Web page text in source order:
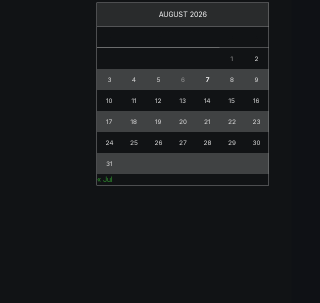
AUGUST 2026
1 2
3 4 5 6 7 8 9
10 11 12 13 14 15 16
17 18 19 20 21 22 23
24 25 26 27 28 29 30
31
« Jul